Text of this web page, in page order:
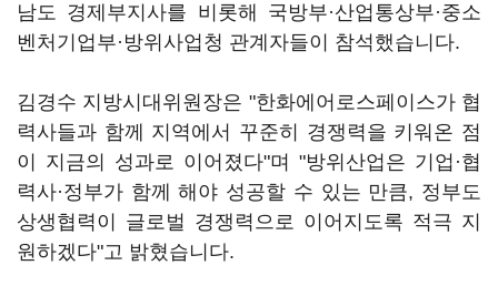
남도 경제부지사를 비롯해 국방부·산업통상부·중소
벤처기업부·방위사업청 관계자들이 참석했습니다.
김경수 지방시대위원장은 "한화에어로스페이스가 협
력사들과 함께 지역에서 꾸준히 경쟁력을 키워온 점
이 지금의 성과로 이어졌다"며 "방위산업은 기업·협
력사·정부가 함께 해야 성공할 수 있는 만큼, 정부도
상생협력이 글로벌 경쟁력으로 이어지도록 적극 지
원하겠다"고 밝혔습니다.